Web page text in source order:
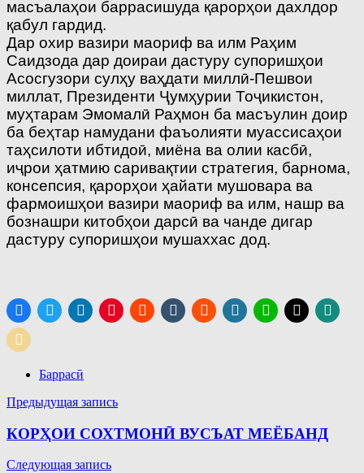
масъалаҳои баррасишуда қарорҳои дахлдор
қабул гардид.
Дар охир вазири маориф ва илм Раҳим
Саидзода дар доираи дастуру супоришҳои
Асосгузори сулҳу ваҳдати миллӣ-Пешвои
миллат, Президенти Ҷумҳурии Тоҷикистон,
муҳтарам Эмомалӣ Раҳмон ба масъулин доир
ба беҳтар намудани фаъолияти муассисаҳои
таҳсилоти ибтидоӣ, миёна ва олии касбӣ,
иҷрои ҳатмию саривақтии стратегия, барнома,
консепсия, қарорҳои ҳайати мушовара ва
фармоишҳои вазири маориф ва илм, нашр ва
бознашри китобҳои дарсӣ ва чанде дигар
дастуру супоришҳои мушаххас дод.
Баррасӣ
Навигация
по
записям
Предыдущая запись
КОРҲОИ СОХТМОНӢ ВУСЪАТ МЕЁБАНД
Следующая запись